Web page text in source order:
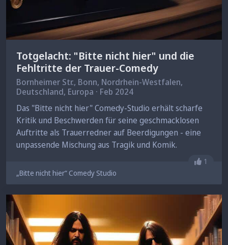
Totgelacht: "Bitte nicht hier" und die
Fehltritte der Trauer-Comedy
Bornheimer Str., Bonn, Nordrhein-Westfalen,
Deutschland, Europa · Feb 2024
Das "Bitte nicht hier" Comedy-Studio erhält scharfe
Kritik und Beschwerden für seine geschmacklosen
Auftritte als Trauerredner auf Beerdigungen - eine
unpassende Mischung aus Tragik und Komik.
Gefällt
1
„Bitte nicht hier“ Comedy Studio